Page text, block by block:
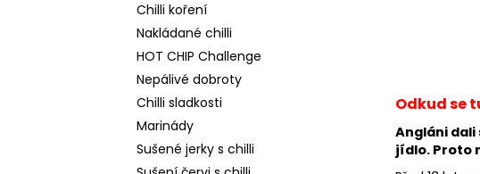
Chilli koření
Nakládané chilli
HOT CHIP Challenge
Nepálivé dobroty
Chilli sladkosti
Marinády
Sušené jerky s chilli
Odkud se
Angláni
jídlo. Proto
ŠKVARKY S CHILLI
165 Kč